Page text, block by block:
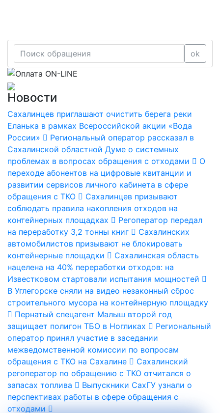
ok
Новости
Сахалинцев приглашают очистить берега реки
Еланька в рамках Всероссийской акции «Вода
России»
Региональный оператор рассказал в
Сахалинской областной Думе о системных
проблемах в вопросах обращения с отходами
О
переходе абонентов на цифровые квитанции и
развитии сервисов личного кабинета в сфере
обращения с ТКО
Сахалинцев призывают
соблюдать правила накопления отходов на
контейнерных площадках
Регоператор передал
на переработку 3,2 тонны книг
Сахалинских
автомобилистов призывают не блокировать
контейнерные площадки
Сахалинская область
нацелена на 40% переработки отходов: на
Известковом стартовали испытания мощностей
В Углегорске сняли на видео незаконный сброс
строительного мусора на контейнерную площадку
Пернатый спецагент Малыш второй год
защищает полигон ТБО в Ногликах
Региональный
оператор принял участие в заседании
межведомственной комиссии по вопросам
обращения с ТКО на Сахалине
Сахалинский
регоператор по обращению с ТКО отчитался о
запасах топлива
Выпускники СахГУ узнали о
перспективах работы в сфере обращения с
отходами